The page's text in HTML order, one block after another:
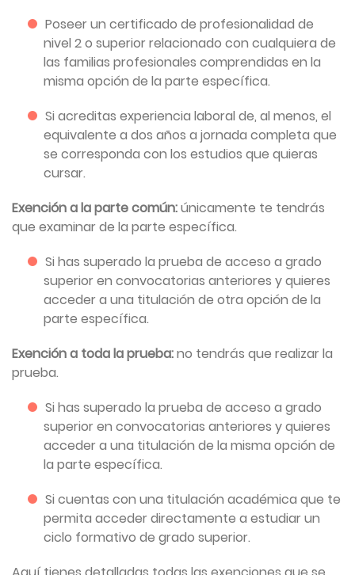
Poseer un certificado de profesionalidad de
nivel 2 o superior relacionado con cualquiera de
las familias profesionales comprendidas en la
misma opción de la parte específica.
Si acreditas experiencia laboral de, al menos, el
equivalente a dos años a jornada completa que
se corresponda con los estudios que quieras
cursar.
Exención a la parte común:únicamente te tendrás
que examinar de la parte específica.
Si has superado la prueba de acceso a grado
superior en convocatorias anteriores y quieres
acceder a una titulación de otra opción de la
parte específica.
Exención a toda la prueba:no tendrás que realizar la
prueba.
Si has superado la prueba de acceso a grado
superior en convocatorias anteriores y quieres
acceder a una titulación de la misma opción de
la parte específica.
Si cuentas con una titulación académica que te
permita acceder directamente a estudiar un
ciclo formativo de grado superior.